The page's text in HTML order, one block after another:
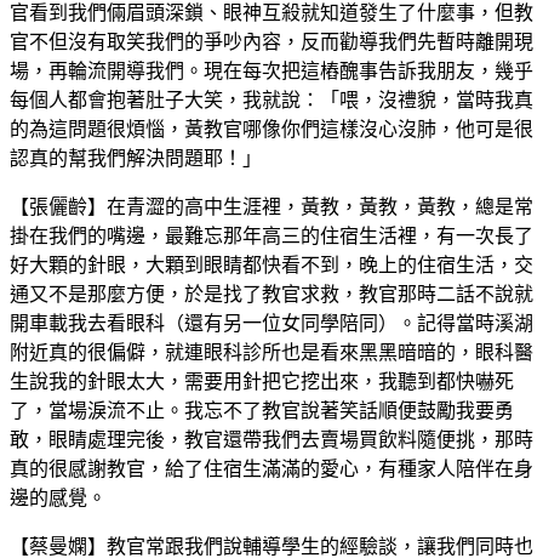
官看到我們倆眉頭深鎖、眼神互殺就知道發生了什麼事，但教
官不但沒有取笑我們的爭吵內容，反而勸導我們先暫時離開現
場，再輪流開導我們。現在每次把這樁醜事告訴我朋友，幾乎
每個人都會抱著肚子大笑，我就說：「喂，沒禮貌，當時我真
的為這問題很煩惱，黃教官哪像你們這樣沒心沒肺，他可是很
認真的幫我們解決問題耶！」
【張儷齡】在青澀的高中生涯裡，黃教，黃教，黃教，總是常
掛在我們的嘴邊，最難忘那年高三的住宿生活裡，有一次長了
好大顆的針眼，大顆到眼睛都快看不到，晚上的住宿生活，交
通又不是那麼方便，於是找了教官求救，教官那時二話不說就
開車載我去看眼科（還有另一位女同學陪同）。記得當時溪湖
附近真的很偏僻，就連眼科診所也是看來黑黑暗暗的，眼科醫
生說我的針眼太大，需要用針把它挖出來，我聽到都快嚇死
了，當場淚流不止。我忘不了教官說著笑話順便鼓勵我要勇
敢，眼睛處理完後，教官還帶我們去賣場買飲料隨便挑，那時
真的很感謝教官，給了住宿生滿滿的愛心，有種家人陪伴在身
邊的感覺。
【蔡曼嫻】教官常跟我們說輔導學生的經驗談，讓我們同時也